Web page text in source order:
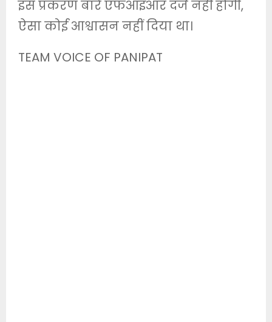
इस प्रकरण बारे एफआइआर दर्ज नहीं होगी,
ऐसा कोई आश्वासन नहीं दिया था।
TEAM VOICE OF PANIPAT